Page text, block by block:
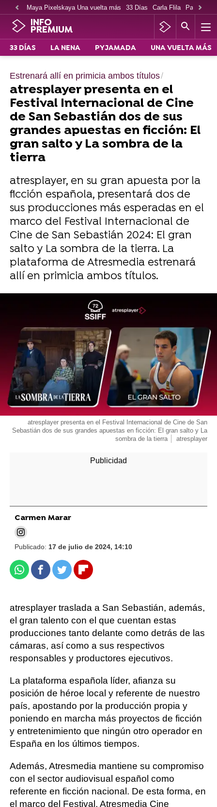
Maya Pixelskaya Una vuelta más 33 Días Carla Flila Paco
INFO
PREMIUM
33 DÍAS LA NENA PYJAMADA UNA VUELTA MÁS
Estrenará allí en primicia ambos títulos
atresplayer presenta en el
Festival Internacional de Cine
de San Sebastián dos de sus
grandes apuestas en ficción: El
gran salto y La sombra de la
tierra
atresplayer, en su gran apuesta por la
ficción española, presentará dos de
sus producciones más esperadas en el
marco del Festival Internacional de
Cine de San Sebastián 2024: El gran
salto y La sombra de la tierra. La
plataforma de Atresmedia estrenará
allí en primicia ambos títulos.
atresplayer presenta en el Festival Internacional de Cine de San
Sebastián dos de sus grandes apuestas en ficción: El gran salto y La
sombra de la tierra
atresplayer
Carmen Marar
Publicado: 17 de julio de 2024, 14:10
WhatsappFacebook
TwitterFlipboard
atresplayer traslada a San Sebastián, además,
el gran talento con el que cuentan estas
producciones tanto delante como detrás de las
cámaras, así como a sus respectivos
responsables y productores ejecutivos.
La plataforma española líder, afianza su
posición de héroe local y referente de nuestro
país, apostando por la producción propia y
poniendo en marcha más proyectos de ficción
y entretenimiento que ningún otro operador en
España en los últimos tiempos.
Además, Atresmedia mantiene su compromiso
con el sector audiovisual español como
referente en ficción nacional. De esta forma, en
el marco del Festival, Atresmedia Cine